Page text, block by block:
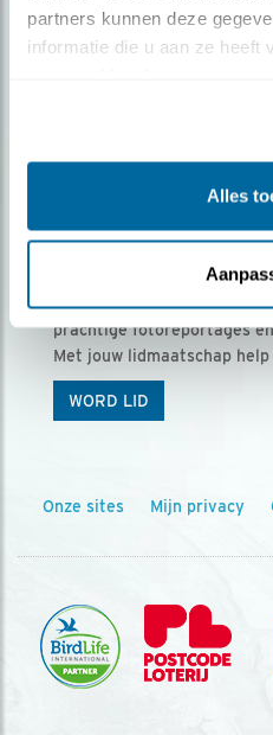
partners kunnen deze
informatie die u aan ze heeft
Alles
Ontvang 5 x Vogels
Vogels is het tijdschrift
prachtige fotoreportages
Met jouw lidmaatschap
WORD LID
Onze sites Mijn privacy